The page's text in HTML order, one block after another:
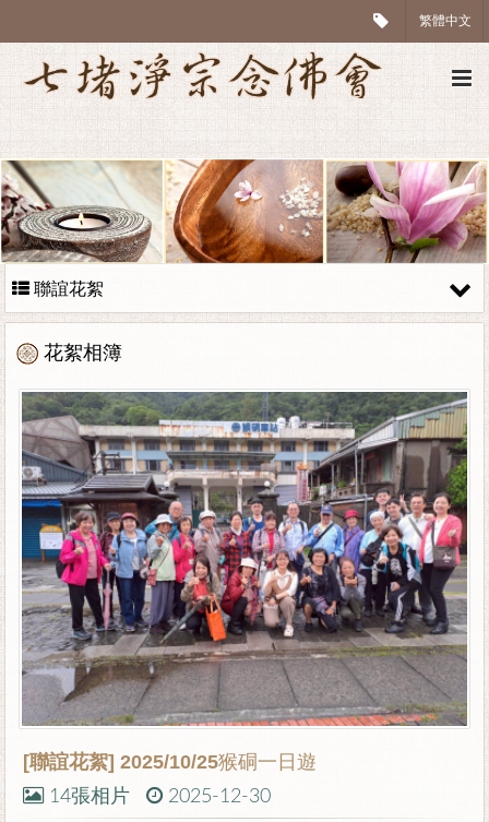
繁體中文
聯誼花絮
花絮相簿
[聯誼花絮] 2025/10/25猴硐一日遊
14張相片 2025-12-30